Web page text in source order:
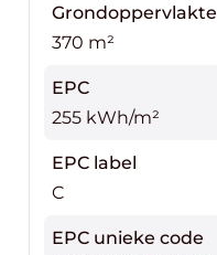
Grondoppervlakte
370 m²
EPC
255 kWh/m²
EPC label
C
EPC unieke code